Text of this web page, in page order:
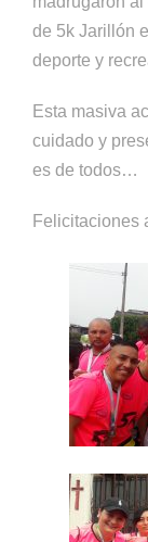
de 5k Jarillón
deporte y
Esta masiva
cuidado y
es de todos…
Felicitaciones